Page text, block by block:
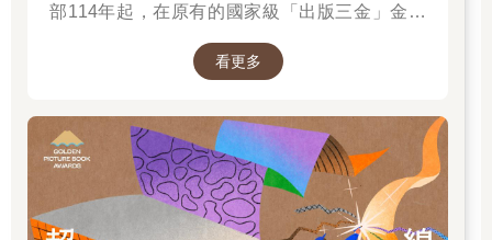
部114年起，在原有的國家級「出版三金」金鼎
促進台灣圖文出版的多元發展。獎項分為「特別
「跨域應用獎」、「年度繪本獎」，以及「金繪
大獎」。
看更多